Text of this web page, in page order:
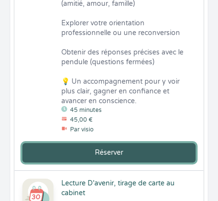
45 minutes
45,00 €
Par visio
(amitié, amour, famille)
Explorer votre orientation
professionnelle ou une reconversion
Obtenir des réponses précises avec le
pendule (questions fermées)
💡 Un accompagnement pour y voir
plus clair, gagner en confiance et
avancer en conscience.
Réserver
Lecture D'avenir, tirage de carte au
cabinet